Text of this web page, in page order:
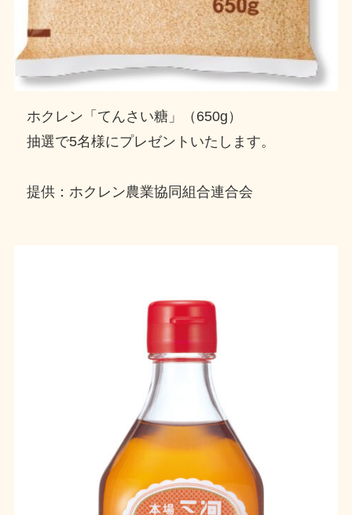
ホクレン「てんさい糖」（650g）
抽選で5名様にプレゼントいたします。
提供：ホクレン農業協同組合連合会